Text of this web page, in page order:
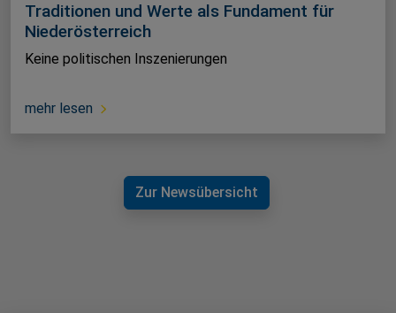
Traditionen und Werte als Fundament für
Niederösterreich
Keine politischen Inszenierungen
mehr lesen
Zur Newsübersicht